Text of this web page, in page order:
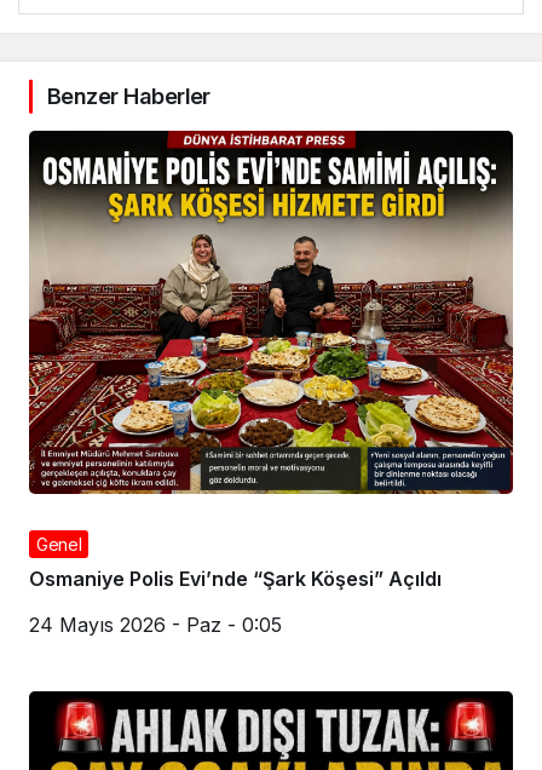
Benzer Haberler
Genel
Osmaniye Polis Evi’nde “Şark Köşesi” Açıldı
24 Mayıs 2026 - Paz - 0:05